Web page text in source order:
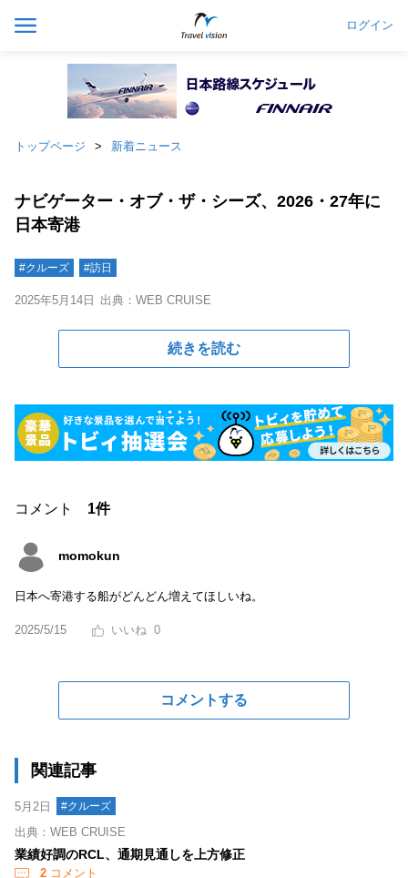
ログイン
トップページ 新着ニュース
ナビゲーター・オブ・ザ・シーズ、2026・27年に
日本寄港
#クルーズ #訪日
2025年5月14日 出典：WEB CRUISE
続きを読む
コメント 1件
momokun
日本へ寄港する船がどんどん増えてほしいね。
2025/5/15 0
コメントする
関連記事
5月2日 #クルーズ
出典：WEB CRUISE
業績好調のRCL、通期見通しを上方修正
2 コメント